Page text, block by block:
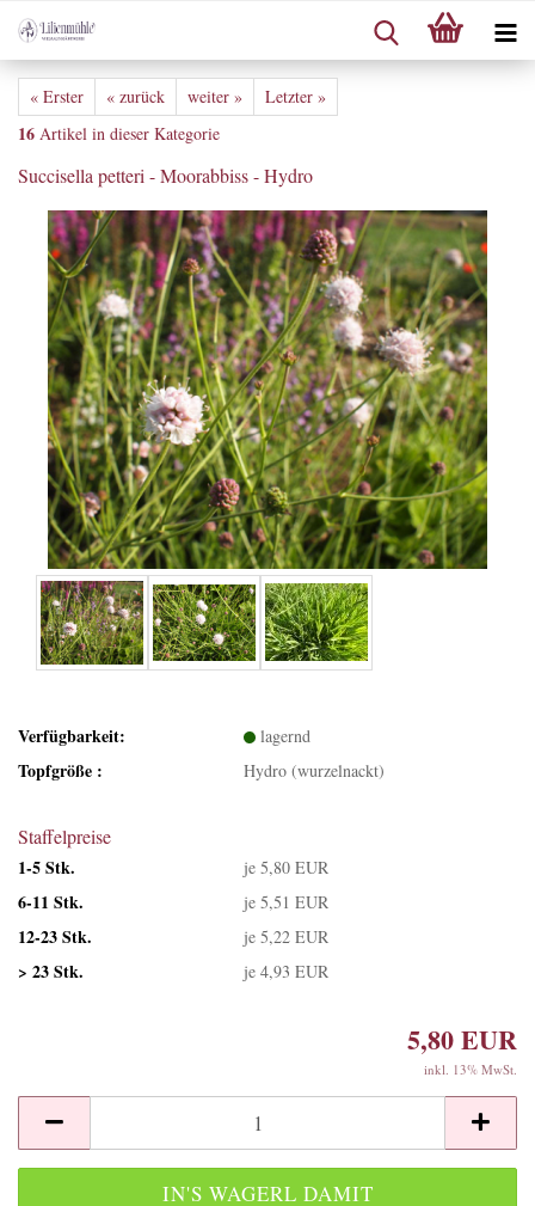
« Erster « zurück weiter » Letzter »
16 Artikel in dieser Kategorie
Succisella petteri - Moorabbiss - Hydro
Verfügbarkeit: lagernd
Topfgröße : Hydro (wurzelnackt)
Staffelpreise
1-5 Stk.
je 5,80 EUR
6-11 Stk. je 5,51 EUR
12-23 Stk. je 5,22 EUR
> 23 Stk. je 4,93 EUR
5,80 EUR
inkl. 13% MwSt.